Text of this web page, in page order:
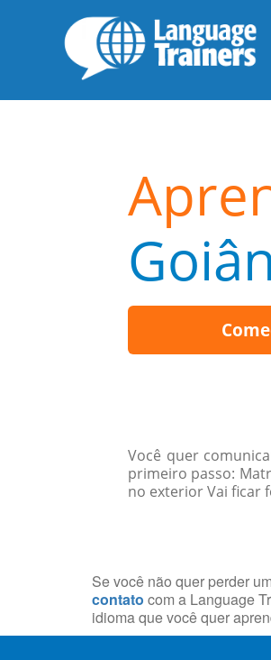
Você quer
primeiro passo:
no exterior Vai ficar
Se você não quer perder
contato com a Language
idioma que você quer